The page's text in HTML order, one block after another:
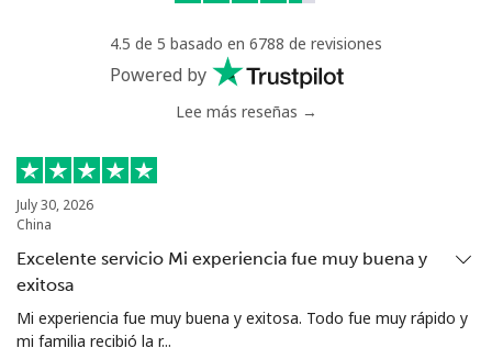
4.5 de 5 basado en 6788 de revisiones
Powered by
Lee más reseñas →
July 30, 2026
China
Excelente servicio Mi experiencia fue muy buena y
exitosa
Mi experiencia fue muy buena y exitosa. Todo fue muy rápido y
mi familia recibió la r...